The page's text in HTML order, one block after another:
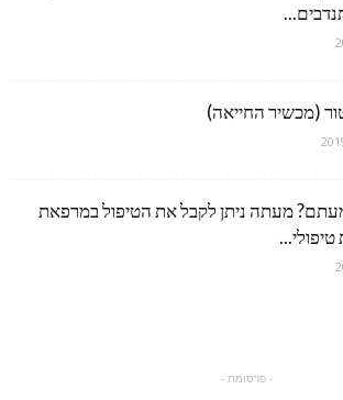
(מכשיר החייאה)
מעתה ניתן לקבל את הטיפול במרפאת
- פרסומת -